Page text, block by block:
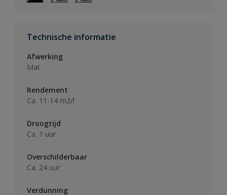
Technische informatie
Afwerking
Mat
Rendement
Ca. 11-14 m2/l
Droogtijd
Ca. 1 uur
Overschilderbaar
Ca. 24 uur
Verdunning